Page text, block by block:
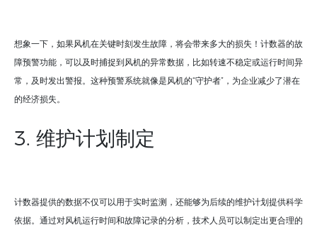
想象一下，如果风机在关键时刻发生故障，将会带来多大的损失！计数器的故
障预警功能，可以及时捕捉到风机的异常数据，比如转速不稳定或运行时间异
常，及时发出警报。这种预警系统就像是风机的“守护者”，为企业减少了潜在
的经济损失。
3. 维护计划制定
计数器提供的数据不仅可以用于实时监测，还能够为后续的维护计划提供科学
依据。通过对风机运行时间和故障记录的分析，技术人员可以制定出更合理的